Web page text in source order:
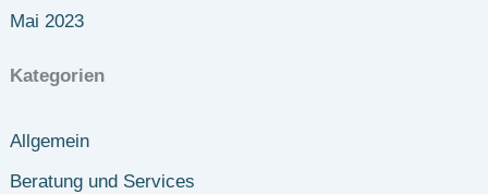
Mai 2023
Kategorien
Allgemein
Beratung und Services